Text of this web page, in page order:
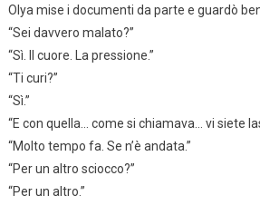
Olya mise i documenti da parte e guardò
“Sei davvero malato?”
“Sì. Il cuore. La pressione.”
“Ti curi?”
“Sì.”
“E con quella… come si chiamava… vi siete
“Molto tempo fa. Se n’è andata.”
“Per un altro sciocco?”
“Per un altro.”